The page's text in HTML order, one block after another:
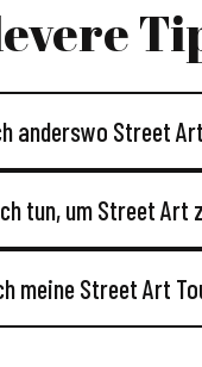
anderswo Street
tun, um Street Art
meine Street Art